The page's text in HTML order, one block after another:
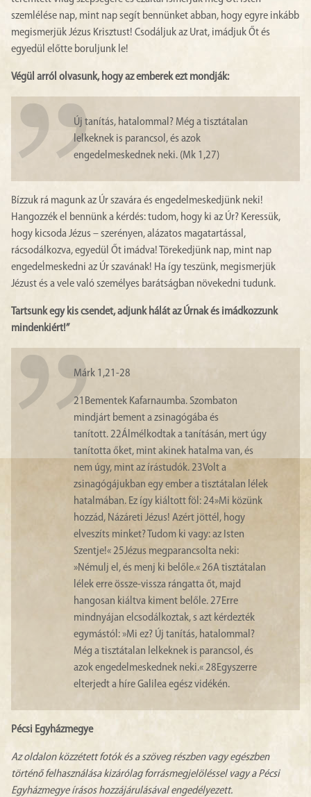
szemlélése nap, mint nap segít bennünket abban, hogy egyre inkább
megismerjük Jézus Krisztust! Csodáljuk az Urat, imádjuk Őt és
egyedül előtte boruljunk le!
Végül arról olvasunk, hogy az emberek ezt mondják:
Új tanítás, hatalommal? Még a tisztátalan
lelkeknek is parancsol, és azok
engedelmeskednek neki. (Mk 1,27)
Bízzuk rá magunk az Úr szavára és engedelmeskedjünk neki!
Hangozzék el bennünk a kérdés: tudom, hogy ki az Úr? Keressük,
hogy kicsoda Jézus – szerényen, alázatos magatartással,
rácsodálkozva, egyedül Őt imádva! Törekedjünk nap, mint nap
engedelmeskedni az Úr szavának! Ha így teszünk, megismerjük
Jézust és a vele való személyes barátságban növekedni tudunk.
Tartsunk egy kis csendet, adjunk hálát az Úrnak és imádkozzunk
mindenkiért!”
Márk 1,21-28
21 Bementek Kafarnaumba. Szombaton
mindjárt bement a zsinagógába és
tanított.22Álmélkodtak a tanításán, mert úgy
tanította őket, mint akinek hatalma van, és
nem úgy, mint az írástudók.23Volt a
zsinagógájukban egy ember a tisztátalan lélek
hatalmában. Ez így kiáltott föl:24»Mi közünk
hozzád, Názáreti Jézus! Azért jöttél, hogy
elveszíts minket? Tudom ki vagy: az Isten
Szentje!«25Jézus megparancsolta neki:
»Némulj el, és menj ki belőle.«26A tisztátalan
lélek erre össze-vissza rángatta őt, majd
hangosan kiáltva kiment belőle.27Erre
mindnyájan elcsodálkoztak, s azt kérdezték
egymástól: »Mi ez? Új tanítás, hatalommal?
Még a tisztátalan lelkeknek is parancsol, és
azok engedelmeskednek neki.«28Egyszerre
elterjedt a híre Galilea egész vidékén.
Pécsi Egyházmegye
Az oldalon közzétett fotók és a szöveg részben vagy egészben
történő felhasználása kizárólag forrásmegjelöléssel vagy a Pécsi
Egyházmegye írásos hozzájárulásával engedélyezett.